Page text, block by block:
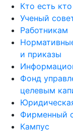
Кто есть кто
Ученый
Работникам
и приказы
Фонд
целевым
Фирменный
Кампус